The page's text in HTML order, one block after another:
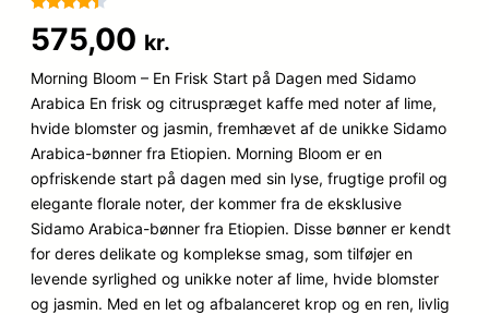
som 4.3
ud af 5
baseret
kundebedø
mmelser
575,00 kr.
Morning Bloom – En Frisk Start på Dagen med Sidamo
Arabica En frisk og citruspræget kaffe med noter af lime,
hvide blomster og jasmin, fremhævet af de unikke Sidamo
Arabica-bønner fra Etiopien. Morning Bloom er en
opfriskende start på dagen med sin lyse, frugtige profil og
elegante florale noter, der kommer fra de eksklusive
Sidamo Arabica-bønner fra Etiopien. Disse bønner er kendt
for deres delikate og komplekse smag, som tilføjer en
levende syrlighed og unikke noter af lime, hvide blomster
og jasmin. Med en let og afbalanceret krop og en ren, livlig